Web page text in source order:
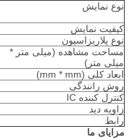
نوع نمایش
کیفیت نمایش
نوع پلاریزاسیون
مساحت مشاهده (میلی متر *
میلی متر)
ابعاد کلی (mm * mm)
روش رانندگی
کنترل کننده IC
زاویه دید
رابط
مزایای ما